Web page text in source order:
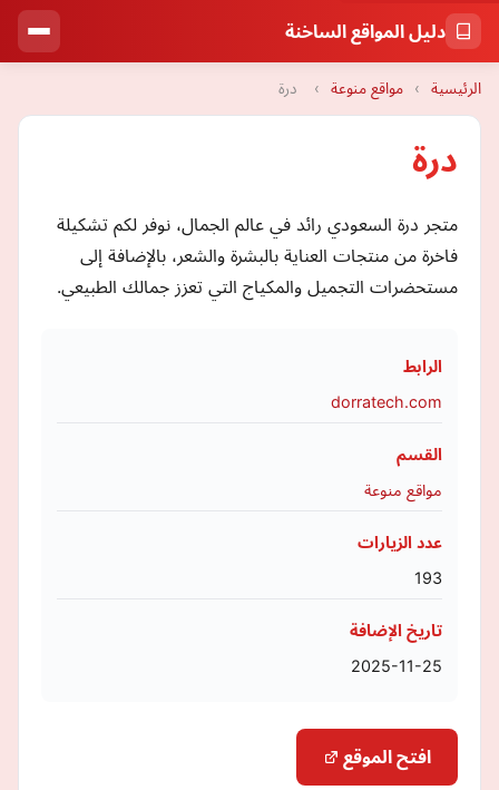
دليل المواقع الساخنة
الرئيسية › مواقع منوعة › درة
درة
متجر درة السعودي رائد في عالم الجمال، نوفر لكم تشكيلة
فاخرة من منتجات العناية بالبشرة والشعر، بالإضافة إلى
مستحضرات التجميل والمكياج التي تعزز جمالك الطبيعي.
الرابط
dorratech.com
القسم
مواقع منوعة
عدد الزيارات
193
تاريخ الإضافة
2025-11-25
افتح الموقع